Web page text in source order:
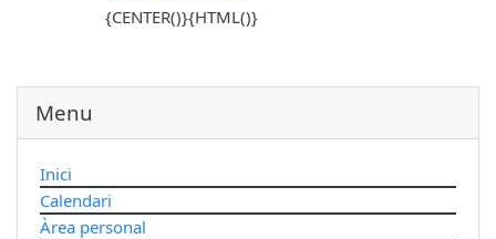
{CENTER()}{HTML()}
Menu
Inici
Calendari
Àrea personal